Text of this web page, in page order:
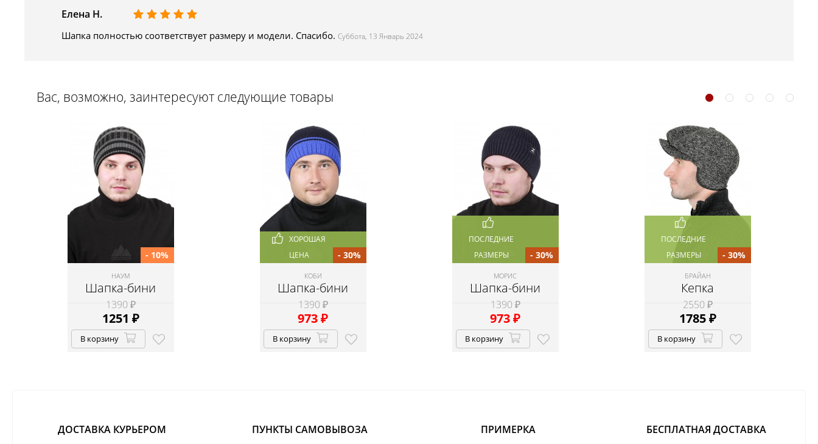
Елена Н.
Шапка полностью соответствует размеру и модели. Спасибо. Суббота, 13 Январь 2024
Вас, возможно, заинтересуют следующие товары
НАУМ
Шапка-бини
1390 ₽
1251 ₽
- 10%
В корзину
ХОРОШАЯ
ЦЕНА
КОБИ
Шапка-бини
1390 ₽
973₽
- 30%
В корзину
ПОСЛЕДНИЕ
РАЗМЕРЫ
МОРИС
Шапка-бини
1390 ₽
973₽
- 30%
В корзину
ПОСЛЕДНИЕ
РАЗМЕРЫ
БРАЙАН
Кепка
2550 ₽
1785₽
- 30%
В корзину
ДОСТАВКА КУРЬЕРОМ ПУНКТЫ САМОВЫВОЗА ПРИМЕРКА БЕСПЛАТНАЯ ДОСТАВКА